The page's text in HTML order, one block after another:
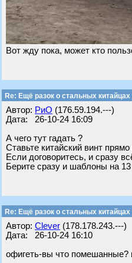
Вот жду пока, может кто
Re: Ещё разок о стальных
Автор: РиО (176.59.194.---)
Дата: 26-10-24 16:09
А чего тут гадать ?
Ставьте китайский винт прямо
Если договоритесь, и сразу
Берите сразу и шаблоны на 13
Re: Ещё разок о стальных
Автор: Clever (178.178.243.---)
Дата: 26-10-24 16:10
офигеть-вы что помешанные?